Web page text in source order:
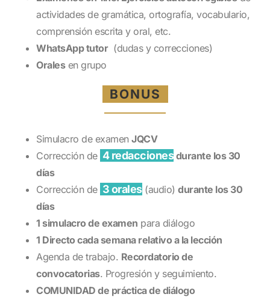
actividades de gramática, ortografía, vocabulario,
comprensión escrita y oral, etc.
WhatsApp tutor(dudas y correcciones)
Oralesen grupo
BONUS
Simulacro de examen JQCV
Corrección de 4 redacciones durante los 30
días
Corrección de 3 orales(audio) durante los 30
días
1 simulacro de examen para diálogo
1 Directo cada semana relativo a la lección
Agenda de trabajo. Recordatorio de
convocatorias. Progresión y seguimiento.
COMUNIDAD de práctica de diálogo